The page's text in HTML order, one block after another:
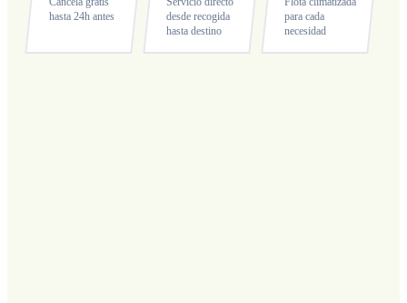
hasta 24h antes
desde recogida
hasta destino
para cada
necesidad